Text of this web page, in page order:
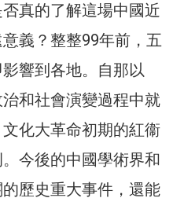
真的了解這場中國近
義？整整99年前，五
響到各地。自那以
和社會演變過程中就
化大革命初期的紅衞
今後的中國學術界和
歷史重大事件，還能